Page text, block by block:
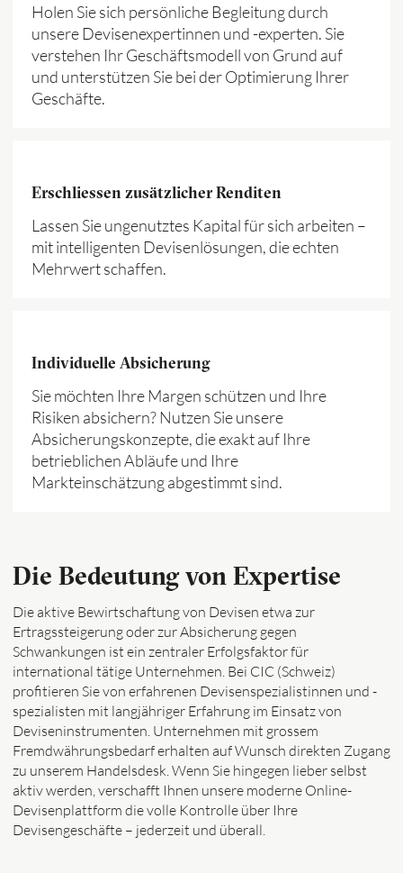
Holen Sie sich persönliche Begleitung durch
unsere Devisenexpertinnen und -experten. Sie
verstehen Ihr Geschäftsmodell von Grund auf
und unterstützen Sie bei der Optimierung Ihrer
Geschäfte.
Erschliessen zusätzlicher Renditen
Lassen Sie ungenutztes Kapital für sich arbeiten –
mit intelligenten Devisenlösungen, die echten
Mehrwert schaffen.
Individuelle Absicherung
Sie möchten Ihre Margen schützen und Ihre
Risiken absichern? Nutzen Sie unsere
Absicherungskonzepte, die exakt auf Ihre
betrieblichen Abläufe und Ihre
Markteinschätzung abgestimmt sind.
Die Bedeutung von Expertise
Die aktive Bewirtschaftung von Devisen etwa zur
Ertragssteigerung oder zur Absicherung gegen
Schwankungen ist ein zentraler Erfolgsfaktor für
international tätige Unternehmen. Bei CIC (Schweiz)
profitieren Sie von erfahrenen Devisenspezialistinnen und -
spezialisten mit langjähriger Erfahrung im Einsatz von
Deviseninstrumenten. Unternehmen mit grossem
Fremdwährungsbedarf erhalten auf Wunsch direkten Zugang
zu unserem Handelsdesk. Wenn Sie hingegen lieber selbst
aktiv werden, verschafft Ihnen unsere moderne Online-
Devisenplattform die volle Kontrolle über Ihre
Devisengeschäfte – jederzeit und überall.